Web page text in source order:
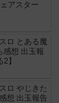
アスター
ロ とある魔
感想 出玉報
】
ロ やじきた
想 出玉報告